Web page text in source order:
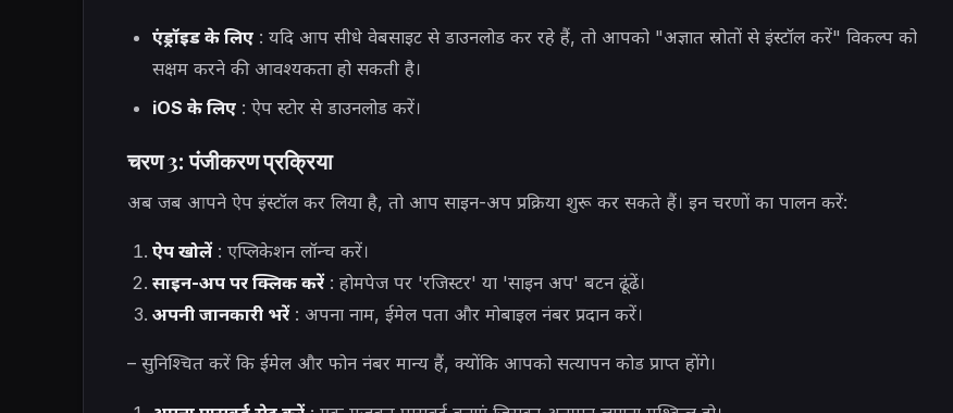
एंड्रॉइड के लिए: यदि आप सीधे वेबसाइट से डाउनलोड कर रहे हैं, तो आपको "अज्ञात स्रोतों से इंस्टॉल करें" विकल्प को
सक्षम करने की आवश्यकता हो सकती है।
iOS के लिए: ऐप स्टोर से डाउनलोड करें।
चरण 3: पंजीकरण प्रक्रिया
अब जब आपने ऐप इंस्टॉल कर लिया है, तो आप साइन-अप प्रक्रिया शुरू कर सकते हैं। इन चरणों का पालन करें:
ऐप खोलें: एप्लिकेशन लॉन्च करें।
साइन-अप पर क्लिक करें: होमपेज पर 'रजिस्टर' या 'साइन अप' बटन ढूंढें।
अपनी जानकारी भरें: अपना नाम, ईमेल पता और मोबाइल नंबर प्रदान करें।
– सुनिश्चित करें कि ईमेल और फोन नंबर मान्य हैं, क्योंकि आपको सत्यापन कोड प्राप्त होंगे।